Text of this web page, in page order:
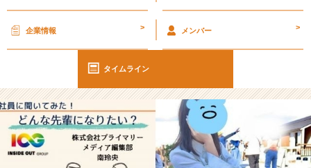
卒
い
て
ど
ん
な
先
企業情報 > メンバー >
タイムライン